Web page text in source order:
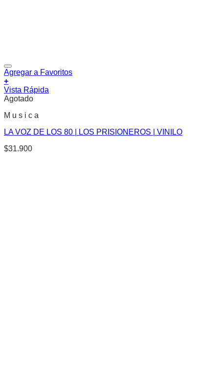
Agregar a Favoritos
+
Vista Rápida
Agotado
M u s i c a
LA VOZ DE LOS 80 | LOS PRISIONEROS | VINILO
$31.900